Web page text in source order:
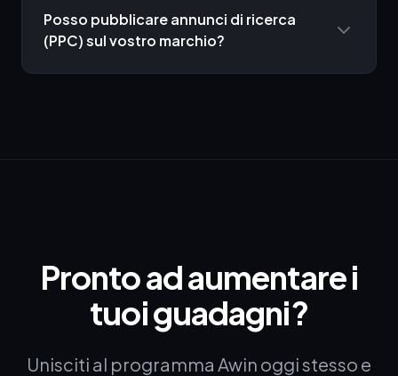
Posso pubblicare annunci di ricerca
(PPC) sul vostro marchio?
Pronto ad aumentare i
tuoi guadagni?
Unisciti al programma Awin oggi stesso e